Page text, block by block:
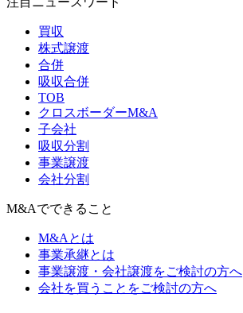
買収
株式譲渡
合併
吸収合併
TOB
クロスボーダーM&A
子会社
吸収分割
事業譲渡
会社分割
M&Aでできること
M&Aとは
事業承継とは
事業譲渡・会社譲渡をご検討の方へ
会社を買うことをご検討の方へ